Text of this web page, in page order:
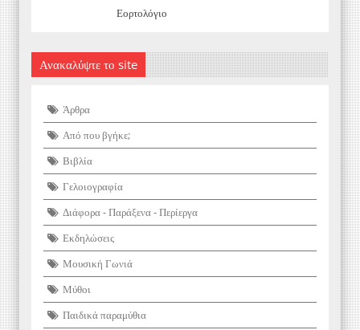
Εορτολόγιο
Ανακαλύψτε το site
Άρθρα
Από που βγήκε;
Βιβλία
Γελοιογραφία
Διάφορα - Παράξενα - Περίεργα
Εκδηλώσεις
Μουσική Γωνιά
Μύθοι
Παιδικά παραμύθια